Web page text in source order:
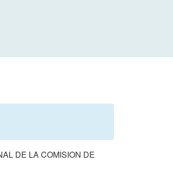
DE LA COMISION DE